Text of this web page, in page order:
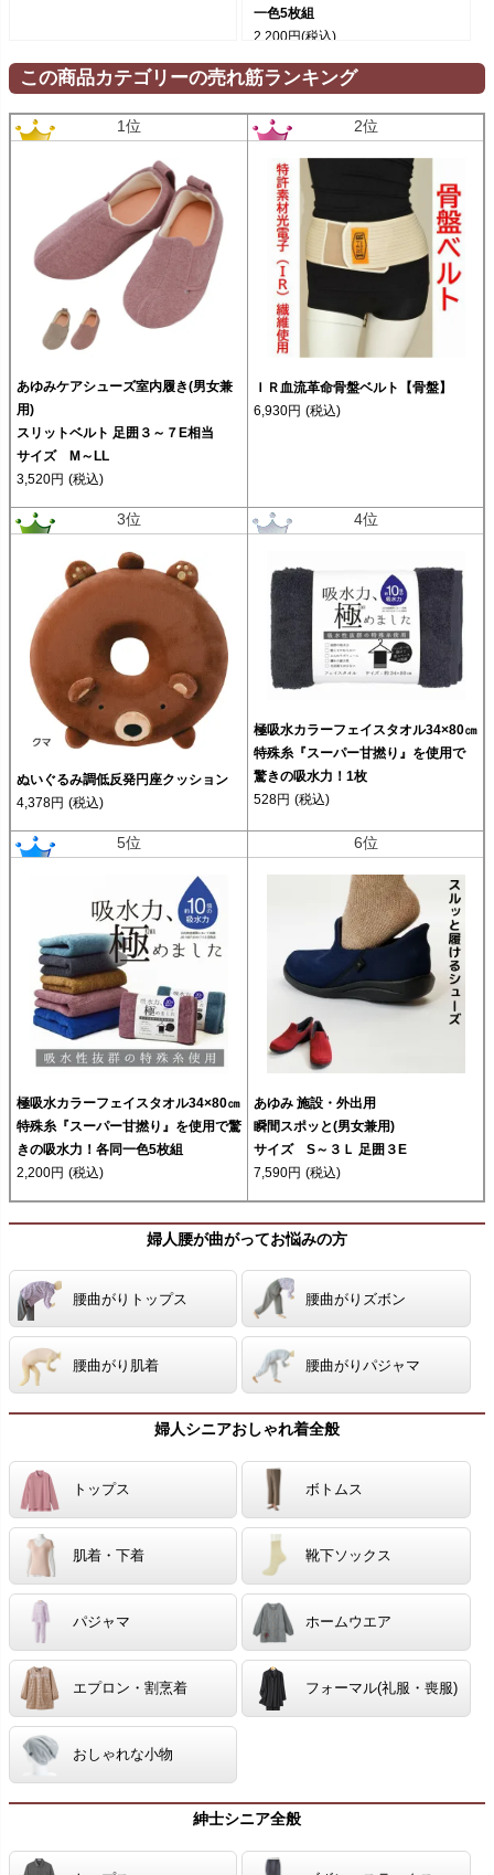
一色5枚組
2,200円(税込)
この商品カテゴリーの売れ筋ランキング
1位
あゆみケアシューズ室内履き(男女兼
用)
スリットベルト 足囲３～７E相当
サイズ M～LL
3,520円 (税込)
2位
ＩＲ血流革命骨盤ベルト【骨盤】
6,930円 (税込)
3位
ぬいぐるみ調低反発円座クッション
4,378円 (税込)
4位
極吸水カラーフェイスタオル34×80㎝
特殊糸『スーパー甘撚り』を使用で
驚きの吸水力！1枚
528円 (税込)
5位
極吸水カラーフェイスタオル34×80㎝
特殊糸『スーパー甘撚り』を使用で驚
きの吸水力！各同一色5枚組
2,200円 (税込)
6位
あゆみ 施設・外出用
瞬間スポッと(男女兼用)
サイズ S～３Ｌ 足囲３E
7,590円 (税込)
婦人腰が曲がってお悩みの方
腰曲がりトップス 腰曲がりズボン
腰曲がり肌着 腰曲がりパジャマ
婦人シニアおしゃれ着全般
トップス ボトムス
肌着・下着 靴下ソックス
パジャマ ホームウエア
エプロン・割烹着 フォーマル(礼服・喪服)
おしゃれな小物
紳士シニア全般